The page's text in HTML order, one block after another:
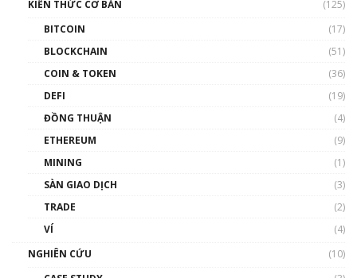
00:43:47
như thể nào?
00:39:31
Phổ cập Blockchain
thống & Crypto qua các cuộc chiến | Phổ cập
KIẾN THỨC CƠ BẢN
(125)
BITCOIN
(17)
BLOCKCHAIN
(51)
COIN & TOKEN
(36)
DEFI
(19)
ĐỒNG THUẬN
(4)
ETHEREUM
(9)
MINING
(1)
SÀN GIAO DỊCH
(3)
TRADE
(2)
VÍ
(4)
NGHIÊN CỨU
(10)